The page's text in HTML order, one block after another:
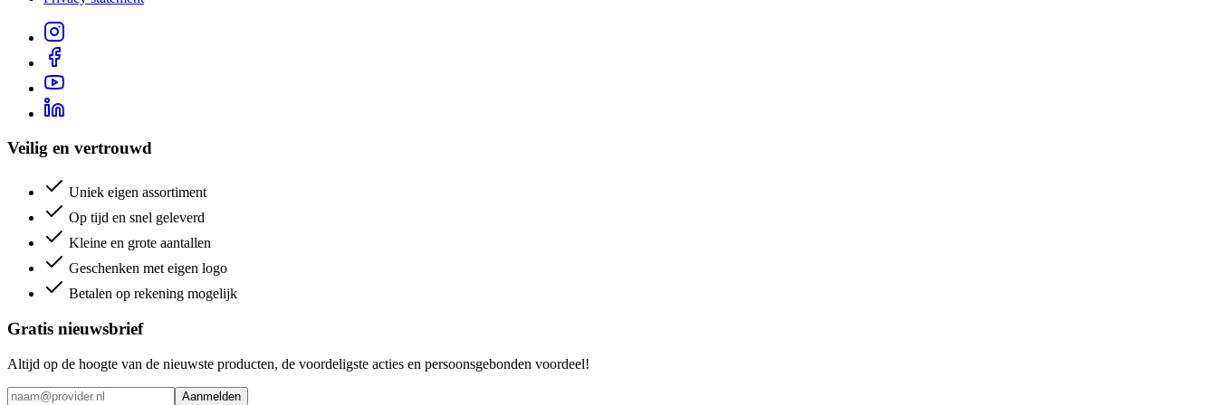
Veilig en vertrouwd
Uniek eigen assortiment
Op tijd en snel geleverd
Kleine en grote aantallen
Geschenken met eigen logo
Betalen op rekening mogelijk
Gratis nieuwsbrief
Altijd op de hoogte van de nieuwste producten, de voordeligste acties en persoonsgebonden voordeel!
Aanmelden